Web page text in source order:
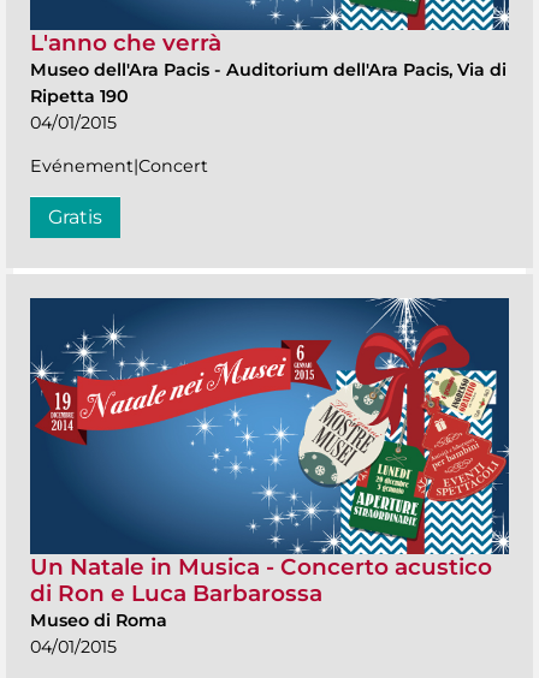
L'anno che verrà
Museo dell'Ara Pacis - Auditorium dell'Ara Pacis, Via di
Ripetta 190
04/01/2015
Evénement|Concert
Gratis
Un Natale in Musica - Concerto acustico
di Ron e Luca Barbarossa
Museo di Roma
04/01/2015